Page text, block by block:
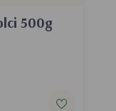
500g